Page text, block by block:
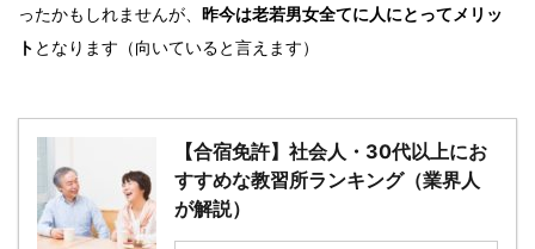
ったかもしれませんが、 昨今は老若男女全てに人にとってメリッ
ト となります（向いていると言えます）
【合宿免許】社会人・30代以上にお
すすめな教習所ランキング（業界人
が解説）